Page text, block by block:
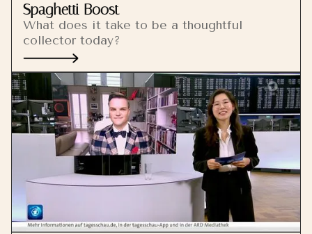
Spaghetti Boost
What does it take to be a thoughtful
collector today?